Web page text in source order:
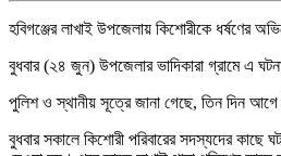
হবিগঞ্জের লাখাই উপজেলায় কিশোরীকে ধর্ষণের
বুধবার (২৪ জুন) উপজেলার ভাদিকারা গ্রামে এ
পুলিশ ও স্থানীয় সূত্রে জানা গেছে, তিন দিন আগে
বুধবার সকালে কিশোরী পরিবারের সদস্যদের